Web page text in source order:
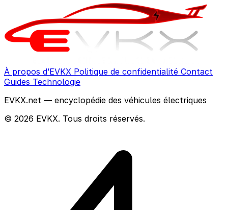
À propos d’EVKX Politique de confidentialité Contact
Guides Technologie
EVKX.net — encyclopédie des véhicules électriques
© 2026 EVKX. Tous droits réservés.